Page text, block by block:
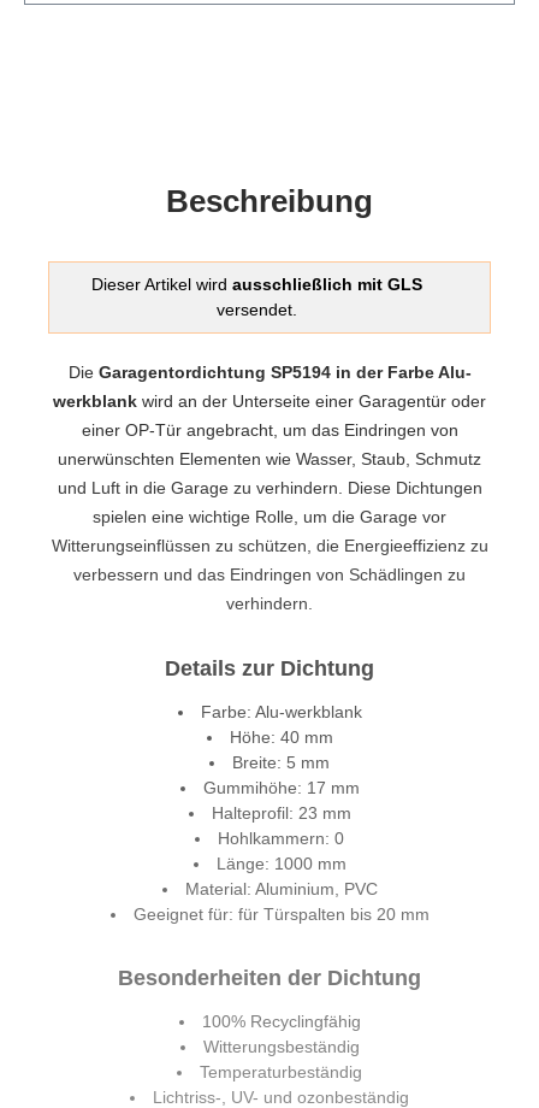
Beschreibung
Dieser Artikel wird ausschließlich mit GLS
versendet.
Die Garagentordichtung SP5194 in der Farbe Alu-
werkblank wird an der Unterseite einer Garagentür oder
einer OP-Tür angebracht, um das Eindringen von
unerwünschten Elementen wie Wasser, Staub, Schmutz
und Luft in die Garage zu verhindern. Diese Dichtungen
spielen eine wichtige Rolle, um die Garage vor
Witterungseinflüssen zu schützen, die Energieeffizienz zu
verbessern und das Eindringen von Schädlingen zu
verhindern.
Details zur Dichtung
Farbe: Alu-werkblank
Höhe: 40 mm
Breite: 5 mm
Gummihöhe: 17 mm
Halteprofil: 23 mm
Hohlkammern: 0
Länge: 1000 mm
Material: Aluminium, PVC
Geeignet für: für Türspalten bis 20 mm
Besonderheiten der Dichtung
100% Recyclingfähig
Witterungsbeständig
Temperaturbeständig
Lichtriss-, UV- und ozonbeständig